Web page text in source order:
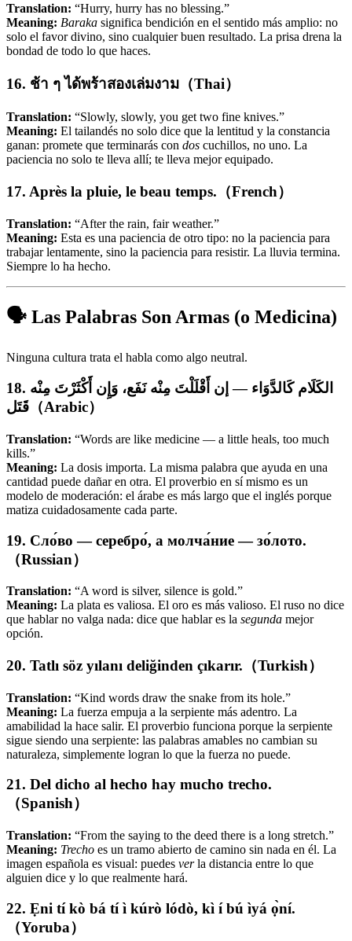
Translation: “Hurry, hurry has no blessing.”
Meaning: Baraka significa bendición en el sentido más amplio: no
solo el favor divino, sino cualquier buen resultado. La prisa drena la
bondad de todo lo que haces.
16. ช้า ๆ ได้พร้าสองเล่มงาม（Thai）
Translation: “Slowly, slowly, you get two fine knives.”
Meaning: El tailandés no solo dice que la lentitud y la constancia
ganan: promete que terminarás con dos cuchillos, no uno. La
paciencia no solo te lleva allí; te lleva mejor equipado.
17. Après la pluie, le beau temps.（French）
Translation: “After the rain, fair weather.”
Meaning: Esta es una paciencia de otro tipo: no la paciencia para
trabajar lentamente, sino la paciencia para resistir. La lluvia termina.
Siempre lo ha hecho.
🗣️ Las Palabras Son Armas (o Medicina)
Ninguna cultura trata el habla como algo neutral.
18. الكَلَام كَالدَّوَاء — إن أَقْلَلْتَ مِنْه نَفَع، وَإِن أَكْثَرْتَ مِنْه
قَتَل（Arabic）
Translation: “Words are like medicine — a little heals, too much
kills.”
Meaning: La dosis importa. La misma palabra que ayuda en una
cantidad puede dañar en otra. El proverbio en sí mismo es un
modelo de moderación: el árabe es más largo que el inglés porque
matiza cuidadosamente cada parte.
19. Сло́во — серебро́, а молча́ние — зо́лото.
（Russian）
Translation: “A word is silver, silence is gold.”
Meaning: La plata es valiosa. El oro es más valioso. El ruso no dice
que hablar no valga nada: dice que hablar es la segunda mejor
opción.
20. Tatlı söz yılanı deliğinden çıkarır.（Turkish）
Translation: “Kind words draw the snake from its hole.”
Meaning: La fuerza empuja a la serpiente más adentro. La
amabilidad la hace salir. El proverbio funciona porque la serpiente
sigue siendo una serpiente: las palabras amables no cambian su
naturaleza, simplemente logran lo que la fuerza no puede.
21. Del dicho al hecho hay mucho trecho.
（Spanish）
Translation: “From the saying to the deed there is a long stretch.”
Meaning: Trecho es un tramo abierto de camino sin nada en él. La
imagen española es visual: puedes verla distancia entre lo que
alguien dice y lo que realmente hará.
22. Ẹni tí kò bá tí ì kúrò lódò, kì í bú ìyá ọ̀ní.
（Yoruba）